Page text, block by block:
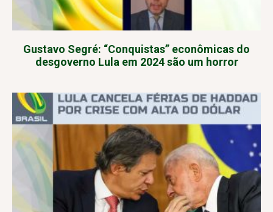
Gustavo Segré: “Conquistas” econômicas do
desgoverno Lula em 2024 são um horror